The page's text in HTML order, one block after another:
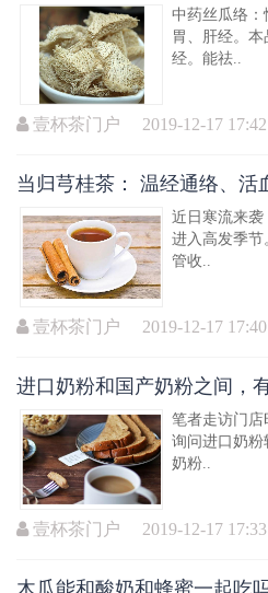
中药丝瓜络：
胃、肝经。
经。能祛..
壹杯茶门户 2019-12-17 17:42
当归芎桂茶： 温经通络、活
近日寒流来
进入高发季节
管收..
壹杯茶门户 2019-12-17 17:40
进口奶粉和国产奶粉之间，
笔者走访门
询问进口奶
奶粉..
壹杯茶门户 2019-12-17 17:33
木瓜能和酸奶和蜂蜜一起吃